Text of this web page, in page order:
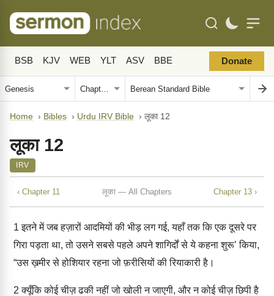
BSB KJV WEB YLT ASV BBE Donate
Home › Bibles › Urdu IRV Bible › लूका 12
लूका 12
IRV
‹ Chapter 11 लूका — All Chapters Chapter 13 ›
1 इतने में जब हज़ारों आदमियों की भीड़ लग गई, यहाँ तक कि एक दूसरे पर
गिरा पड़ता था, तो उसने सबसे पहले अपने शागिर्दों से ये कहना शुरू’ किया,
“उस ख़मीर से होशियार रहना जो फ़रीसियों की रियाकारी है।
2 क्यूँकि कोई चीज़ ढकी नहीं जो खोली न जाएगी, और न कोई चीज़ छिपी है